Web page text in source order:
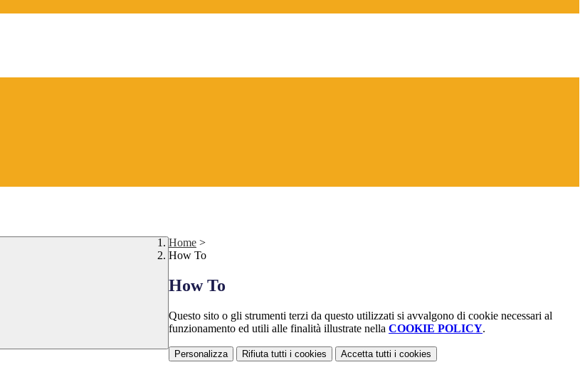
Home >
How To
How To
Questo sito o gli strumenti terzi da questo utilizzati si avvalgono di cookie necessari al
funzionamento ed utili alle finalità illustrate nella COOKIE POLICY.
Personalizza Rifiuta tutti i cookies Accetta tutti i cookies